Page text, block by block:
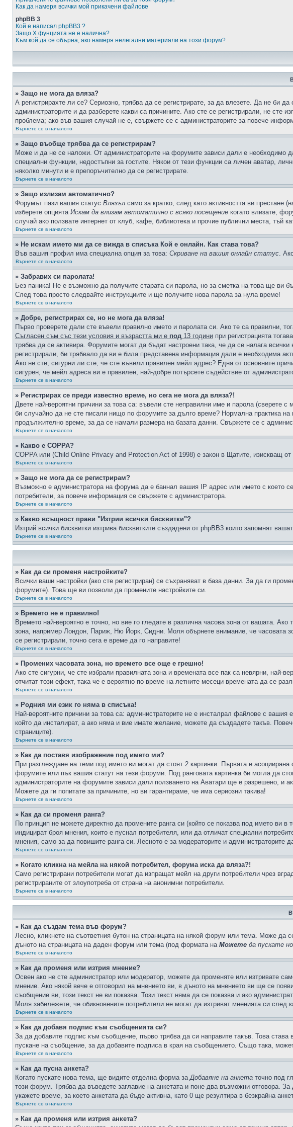
Как да намеря всички мой прикачени файлове
phpBB 3
Кой е написал phpBB3 ?
Защо X фунцията не е налична?
Към кой да се обърна, ако намеря нелегални материали на този форум?
» Защо не мога да вляза?
А регистрирахте ли се? Сериозно, трябва да се регистрирате, за да влезете. Да не би
администраторите и да разберете какви са причините. Ако сте се регистрирали, не
проблема; ако във вашия случай не е, свържете се с администраторите за повече
Върнете се в началото
» Защо въобще трябва да се регистрирам?
Може и да не се наложи. От администраторите на форумите зависи дали е необходимо
специални функции, недостъпни за гостите. Някои от тези функции са личен аватар,
няколко минути и е препоръчително да се регистрирате.
Върнете се в началото
» Защо излизам автоматично?
Форумът пази вашия статус Влязъл само за кратко, след като активността ви престане
изберете опцията Искам да влизам автоматично с всяко посещение когато влизате,
случай ако ползвате интернет от клуб, кафе, библиотека и прочие публични места, тъй
Върнете се в началото
» Не искам името ми да се вижда в списъка Кой е онлайн. Как става това?
Във вашия профил има специална опция за това: Скриване на вашия онлайн статус.
Върнете се в началото
» Забравих си паролата!
Без паника! Не е възможно да получите старата си парола, но за сметка на това ще ви
След това просто следвайте инструкциите и ще получите нова парола за нула време!
Върнете се в началото
» Добре, регистрирах се, но не мога да вляза!
Първо проверете дали сте въвели правилно името и паролата си. Ако те са правилни,
Съгласен съм със тези условия и възрастта ми е под 13 години при регистрацията
трябва да се активира. Форумите могат да бъдат настроени така, че да се налага
регистрирали, би трябвало да ви е била представена информация дали е необходима
Ако не сте, сигурни ли сте, че сте въвели правилен мейл адрес? Една от основните
сигурен, че мейл адреса ви е правилен, най-добре потърсете съдействие от
Върнете се в началото
» Регистрирах се преди известно време, но сега не мога да вляза?!
Двете най-вероятни причини за това са: въвели сте неправилни име и парола (сверете
би случайно да не сте писали нищо по форумите за дълго време? Нормална практика
продължително време, за да се намали размера на базата данни. Свържете се с
Върнете се в началото
» Какво е COPPA?
COPPA или (Child Online Privacy and Protection Act of 1998) е закон в Щатите, изискващ
Върнете се в началото
» Защо не мога да се регистрирам?
Възможно е администратора на форума да е баннал вашия IP адрес или името с което
потребители, за повече информация се свържете с администратора.
Върнете се в началото
» Какво всъщност прави "Изтрии всички бисквитки"?
Изтрий всички бисквитки изтрива бисквитките създадени от phpBB3 които запомнят
Върнете се в началото
» Как да си променя настройките?
Всички ваши настройки (ако сте регистриран) се съхраняват в база данни. За да ги
форумите). Това ще ви позволи да промените настройките си.
Върнете се в началото
» Времето не е правилно!
Времето най-вероятно е точно, но вие го гледате в различна часова зона от вашата.
зона, например Лондон, Париж, Ню Йорк, Сидни. Моля обърнете внимание, че часовата
се регистрирали, точно сега е време да го направите!
Върнете се в началото
» Промених часовата зона, но времето все още е грешно!
Ако сте сигурни, че сте избрали правилната зона и времената все пак са невярни, най-
отчитат този ефект, така че е вероятно по време на летните месеци времената да се
Върнете се в началото
» Родния ми език го няма в списъка!
Най-вероятните причини за това са: администраторите не е инсталрал файлове с
който да инсталират, а ако няма и вие имате желание, можете да създадете такъв.
страниците).
Върнете се в началото
» Как да поставя изображение под името ми?
При разглеждане на теми под името ви могат да стоят 2 картинки. Първата е
форумите или пък вашия статут на тези форуми. Под ранговата картинка би могла да
администраторите на форумите зависи дали ползването на Аватари ще е разрешено, и
Можете да ги попитате за причините, но ви гарантираме, че има сериозни такива!
Върнете се в началото
» Как да си променя ранга?
По принцип не можете директно да промените ранга си (който се показва под името
индицират броя мнения, които е пуснал потребителя, или да отличат специални
мнения, само за да повишите ранга си. Лесното е за модераторите и администраторите
Върнете се в началото
» Когато кликна на мейла на някой потребител, форума иска да вляза?!
Само регистрирани потребители могат да изпращат мейл на други потребители чрез
регистрираните от злоупотреба от страна на анонимни потребители.
Върнете се в началото
» Как да създам тема във форум?
Лесно, кликнете на съответния бутон на страницата на някой форум или тема. Може
дъното на страницата на даден форум или тема (под формата на Можете да пускате
Върнете се в началото
» Как да променя или изтрия мнение?
Освен ако не сте администратор или модератор, можете да променяте или изтривате
мнение. Ако някой вече е отговорил на мнението ви, в дъното на мнението ви ще се
съобщение ви, този текст не ви показва. Този текст няма да се показва и ако
Моля забележете, че обикновените потребители не могат да изтриват мненията си след
Върнете се в началото
» Как да добавя подпис към съобщенията си?
За да добавите подпис към съобщение, първо трябва да си направите такъв. Това
пускане на съобщение, за да добавите подписа в края на съобщението. Също така,
Върнете се в началото
» Как да пусна анкета?
Когато пускате нова тема, ще видите отделна форма заДобавяне на анкета точно под
този форум. Трябва да въведете заглавие на анкетата и поне два възможни отговора.
укажете време, за което анкетата да бъде активна, като 0 ще резултира в безкрайна
Върнете се в началото
» Как да променя или изтрия анкета?